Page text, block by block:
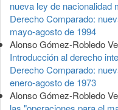
nueva ley de nacionalidad
Derecho Comparado:
mayo-agosto de 1994
Alonso Gómez-Robledo
Introducción al derecho
Derecho Comparado:
enero-agosto de 1973
Alonso Gómez-Robledo